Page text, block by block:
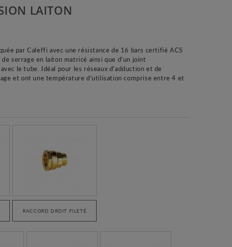
LAITON
parCaleffi avec une résistance de 16 bars certifié ACS
serrage en laiton matricé ainsi que d'un joint
le tube. Idéal pour les réseaux d'adduction et de
et ont une température d'utilisation comprise entre 4 et
RACCORD DROIT FILETÉ